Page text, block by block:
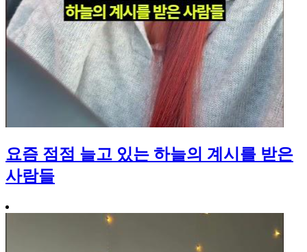
요즘 점점 늘고 있는 하늘의 계시를 받은
사람들